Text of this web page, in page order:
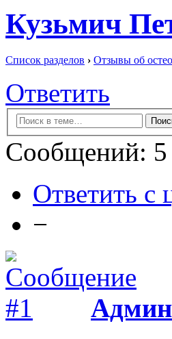
Кузьмич
Список разделов › Отзывы об
Ответить
Сообщений: 5
Ответить с
−